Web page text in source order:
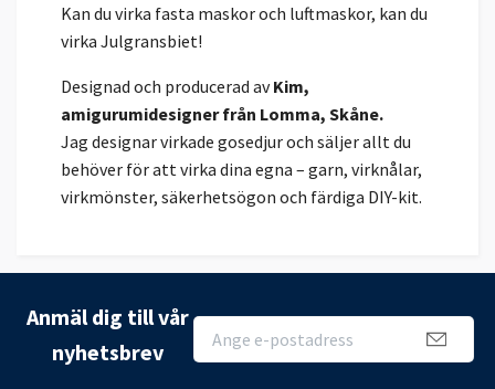
Kan du virka fasta maskor och luftmaskor, kan du
virka Julgransbiet!
Designad och producerad avKim,
amigurumidesigner från Lomma, Skåne.
Jag designar virkade gosedjur och säljer allt du
behöver för att virka dina egna – garn, virknålar,
virkmönster, säkerhetsögon och färdiga DIY-kit.
Anmäl dig till vår
nyhetsbrev